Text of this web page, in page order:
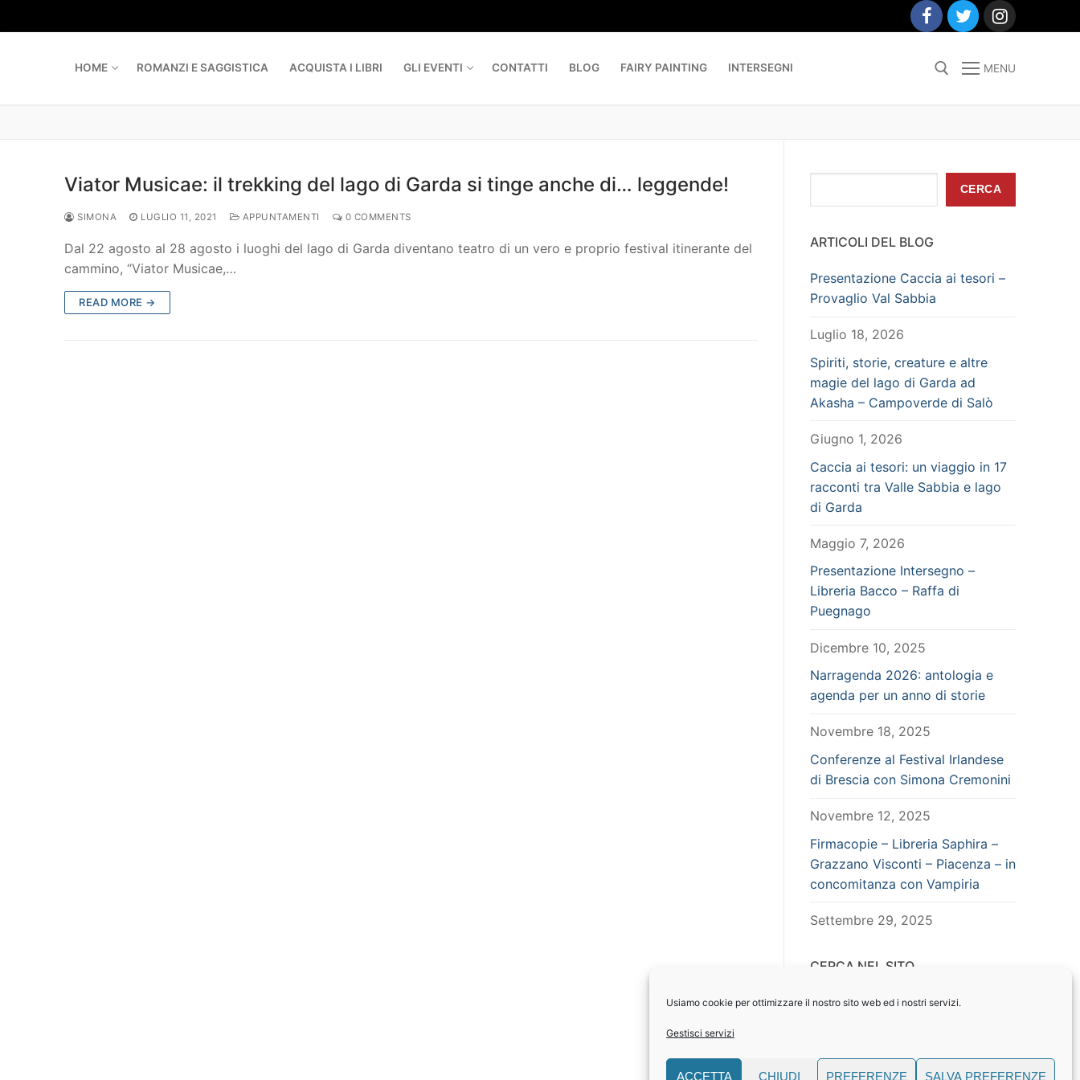
Usiamo cookie per ottimizzare il nostro sito web ed i nostri servizi.
Gestisci servizi
ACCETTA CHIUDI PREFERENZE SALVA PREFERENZE
to
HOME ROMANZI E SAGGISTICA ACQUISTA I LIBRI GLI EVENTI CONTATTI BLOG FAIRY PAINTING INTERSEGNI MENU
Viator Musicae: il trekking del lago di Garda si tinge anche di… leggende!
SIMONA LUGLIO 11, 2021 APPUNTAMENTI 0 COMMENTS
Dal 22 agosto al 28 agosto i luoghi del lago di Garda diventano teatro di un vero e proprio festival itinerante del
cammino, “Viator Musicae,…
READ MORE →
CERCA
ARTICOLI DEL BLOG
Presentazione Caccia ai tesori –
Provaglio Val Sabbia
Luglio 18, 2026
Spiriti, storie, creature e altre
magie del lago di Garda ad
Akasha – Campoverde di Salò
Giugno 1, 2026
Caccia ai tesori: un viaggio in 17
racconti tra Valle Sabbia e lago
di Garda
Maggio 7, 2026
Presentazione Intersegno –
Libreria Bacco – Raffa di
Puegnago
Dicembre 10, 2025
Narragenda 2026: antologia e
agenda per un anno di storie
Novembre 18, 2025
Conferenze al Festival Irlandese
di Brescia con Simona Cremonini
Novembre 12, 2025
Firmacopie – Libreria Saphira –
Grazzano Visconti – Piacenza – in
concomitanza con Vampiria
Settembre 29, 2025
CERCA NEL SITO
Search